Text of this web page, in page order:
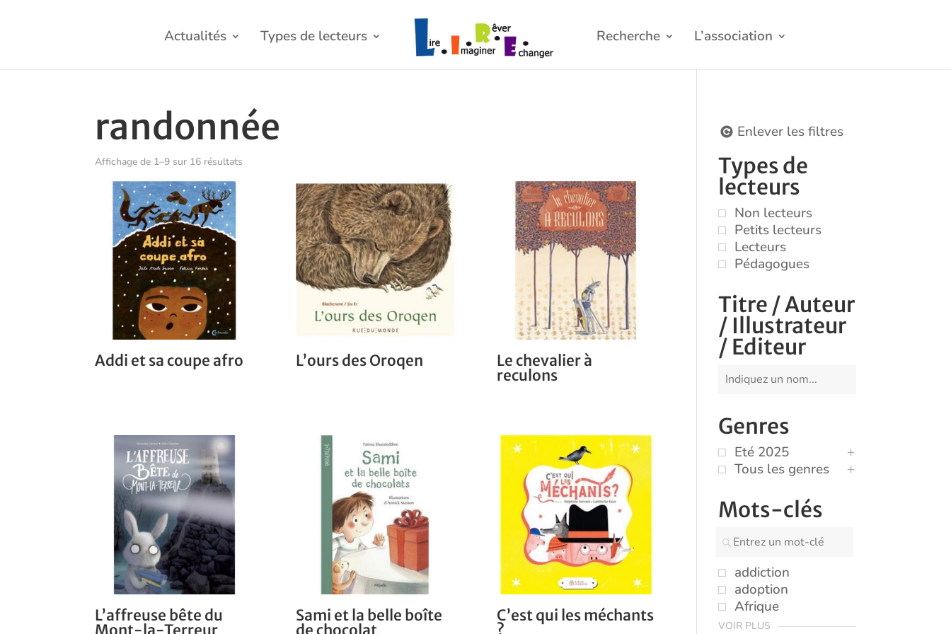
Actualités Types de lecteurs Recherche L’association
randonnée
Affichage de 1–9 sur 16 résultats
Addi et sa coupe afro L’ours des Oroqen Le chevalier à
reculons
L’affreuse bête du Sami et la belle boîte C’est qui les méchants
Enlever les filtres
Types de
lecteurs
Non lecteurs
Petits lecteurs
Lecteurs
Pédagogues
Titre / Auteur
/ Illustrateur
/ Editeur
Genres
Eté 2025
Tous les genres
Mots-clés
addiction
adoption
Afrique
VOIR PLUS